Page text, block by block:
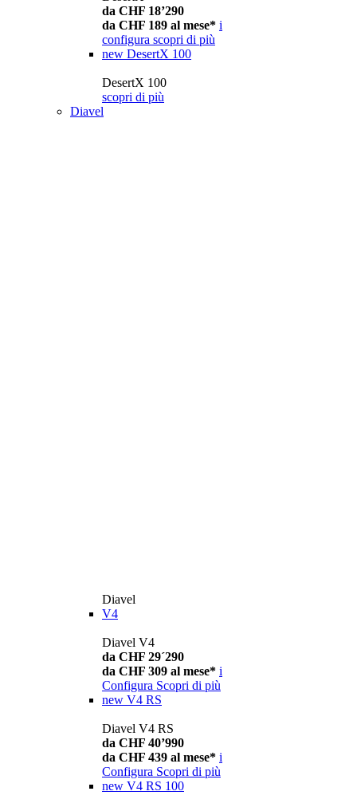
da CHF 18’290
da CHF 189 al mese* i
configura scopri di più
new DesertX 100
DesertX 100
scopri di più
Diavel
Diavel
V4
Diavel V4
da CHF 29´290
da CHF 309 al mese* i
Configura Scopri di più
new V4 RS
Diavel V4 RS
da CHF 40’990
da CHF 439 al mese* i
Configura Scopri di più
new V4 RS 100